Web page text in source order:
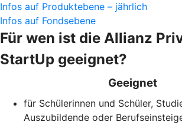
Infos auf Produktebene – jährlich
Infos auf Fondsebene
Für wen ist die Allianz
StartUp geeignet?
Geeignet
für Schülerinnen und Schüler,
Auszubildende oder